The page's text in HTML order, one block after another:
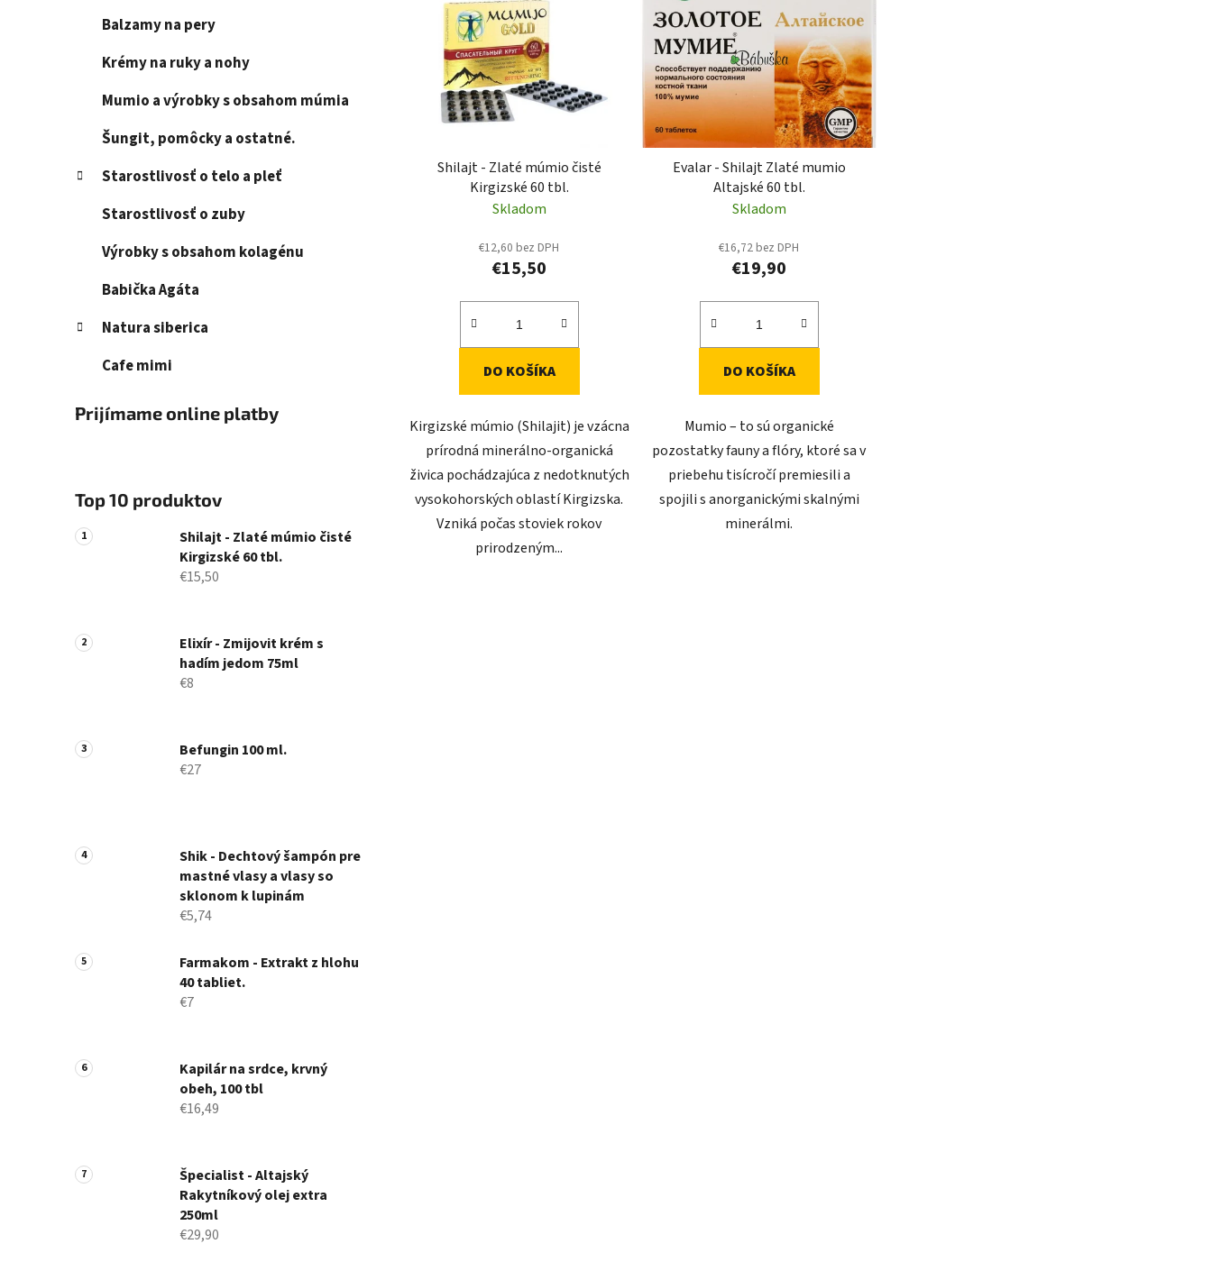
Balzamy na pery
Krémy na ruky a nohy
Mumio a výrobky s obsahom múmia
Šungit, pomôcky a ostatné.
Starostlivosť o telo a pleť
Starostlivosť o zuby
Výrobky s obsahom kolagénu
Babička Agáta
Natura siberica
Cafe mimi
Prijímame online platby
Top 10 produktov
Shilajt - Zlaté múmio čisté
Kirgizské 60 tbl.
€15,50
Elixír - Zmijovit krém s
hadím jedom 75ml
€8
Befungin 100 ml.
€27
Shik - Dechtový šampón pre
mastné vlasy a vlasy so
sklonom k ​​lupinám
€5,74
Farmakom - Extrakt z hlohu
40 tabliet.
€7
Kapilár na srdce, krvný
obeh, 100 tbl
€16,49
Špecialist - Altajský
Rakytníkový olej extra
250ml
€29,90
Shilajt - Zlaté múmio čisté
Kirgizské 60 tbl.
Skladom
€12,60 bez DPH
€15,50
DO KOŠÍKA
Kirgizské múmio (Shilajit) je vzácna
prírodná minerálno-organická
živica pochádzajúca z nedotknutých
vysokohorských oblastí Kirgizska.
Vzniká počas stoviek rokov
prirodzeným...
Evalar - Shilajt Zlaté mumio
Altajské 60 tbl.
Skladom
€16,72 bez DPH
€19,90
DO KOŠÍKA
Mumio – to sú organické
pozostatky fauny a flóry, ktoré sa v
priebehu tisícročí premiesili a
spojili s anorganickými skalnými
minerálmi.